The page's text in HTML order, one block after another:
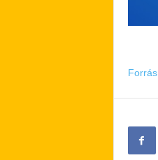
Forrás